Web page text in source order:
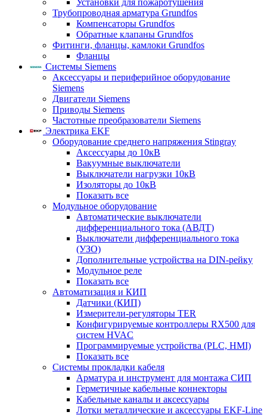
Установки для пожаротушения
Трубопроводная арматура Grundfos
Компенсаторы Grundfos
Обратные клапаны Grundfos
Фитинги, фланцы, камлоки Grundfos
Фланцы
Системы Siemens
Аксессуары и периферийное оборудование
Siemens
Двигатели Siemens
Приводы Siemens
Частотные преобразователи Siemens
Электрика EKF
Оборудование среднего напряжения Stingray
Аксессуары до 10кВ
Вакуумные выключатели
Выключатели нагрузки 10кВ
Изоляторы до 10кВ
Показать все
Модульное оборудование
Автоматические выключатели
дифференциального тока (АВДТ)
Выключатели дифференциального тока
(УЗО)
Дополнительные устройства на DIN-рейку
Модульное реле
Показать все
Автоматизация и КИП
Датчики (КИП)
Измерители-регуляторы TER
Конфигурируемые контроллеры RX500 для
систем HVAC
Программируемые устройства (PLC, HMI)
Показать все
Системы прокладки кабеля
Арматура и инструмент для монтажа СИП
Герметичные кабельные коннекторы
Кабельные каналы и аксессуары
Лотки металлические и аксессуары EKF-Line